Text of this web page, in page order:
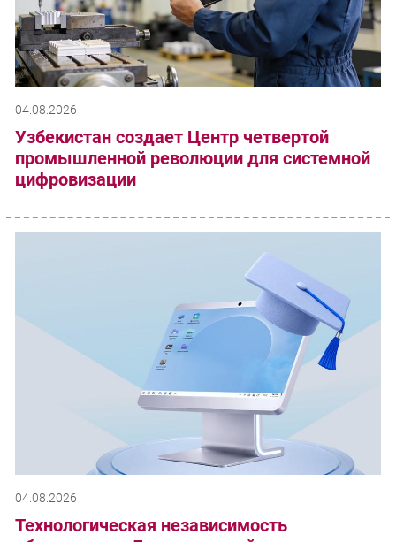
04.08.2026
Узбекистан создает Центр четвертой
промышленной революции для системной
цифровизации
04.08.2026
Технологическая независимость